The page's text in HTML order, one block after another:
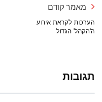
מאמר קודם
הערכות לקראת אירוע
ה'הקהל' הגדול
תגובות